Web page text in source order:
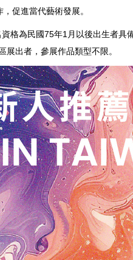
促進當代藝術發展。
格為民國75年1月以後出生者具
出者，參展作品類型不限。